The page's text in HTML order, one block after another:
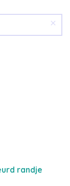
randje